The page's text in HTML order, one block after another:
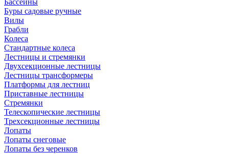
Бассейны
Буры садовые ручные
Вилы
Грабли
Колеса
Стандартные колеса
Лестницы и стремянки
Двухсекционные лестницы
Лестницы трансформеры
Платформы для лестниц
Приставные лестницы
Стремянки
Телескопические лестницы
Трехсекционные лестницы
Лопаты
Лопаты снеговые
Лопаты без черенков